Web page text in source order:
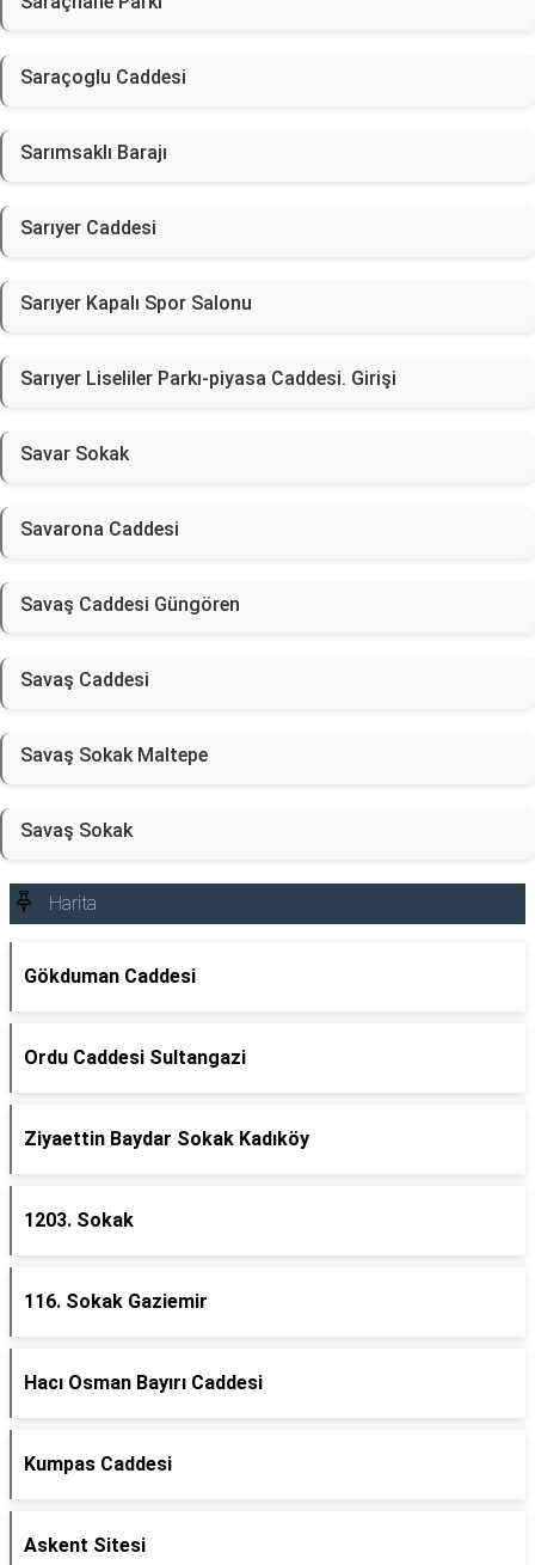
Saraçoglu Caddesi
Sarımsaklı Barajı
Sarıyer Caddesi
Sarıyer Kapalı Spor Salonu
Sarıyer Liseliler Parkı-piyasa Caddesi. Girişi
Savar Sokak
Savarona Caddesi
Savaş Caddesi Güngören
Savaş Caddesi
Savaş Sokak Maltepe
Savaş Sokak
Harita
Gökduman Caddesi
Ordu Caddesi Sultangazi
Ziyaettin Baydar Sokak Kadıköy
1203. Sokak
116. Sokak Gaziemir
Hacı Osman Bayırı Caddesi
Kumpas Caddesi
Askent Sitesi